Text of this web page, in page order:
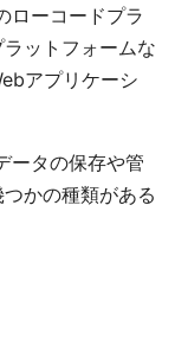
ローコードプラ
ットフォームな
アプリケーシ
ータの保存や管
かの種類がある